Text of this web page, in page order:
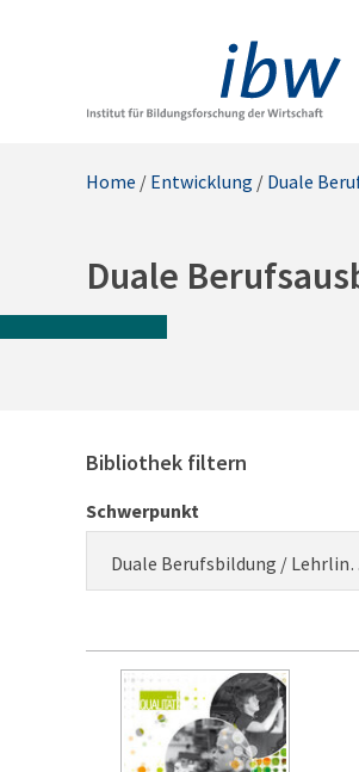
Home / Entwicklung / Duale
Duale
Bibliothek filtern
Schwerpunkt
Duale